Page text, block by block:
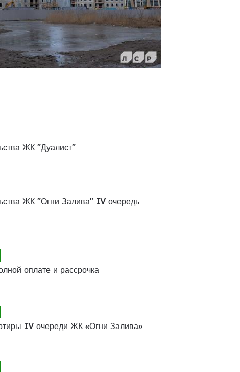
ЖК "Дуалист"
ЖК "Огни Залива" IV очередь
оплате и рассрочка
IV очереди ЖК «Огни Залива»